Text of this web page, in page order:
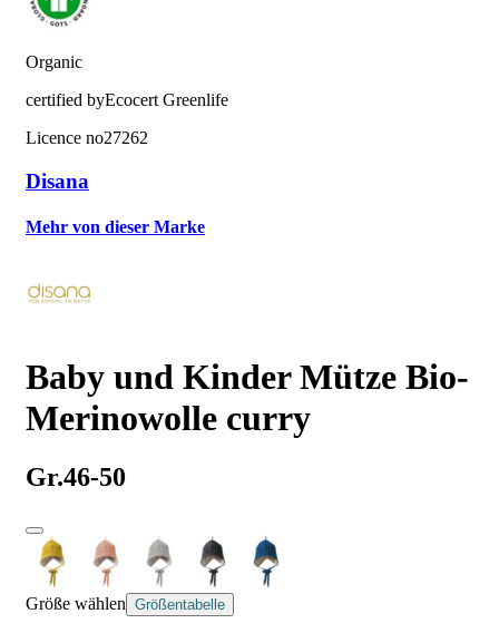
Organic
certified byEcocert Greenlife
Licence no27262
Disana
Mehr von dieser Marke
Baby und Kinder Mütze Bio-
Merinowolle curry
Gr.46-50
Größe wählen Größentabelle